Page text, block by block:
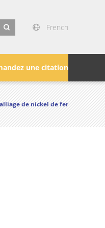
French
une citation
de nickel de fer